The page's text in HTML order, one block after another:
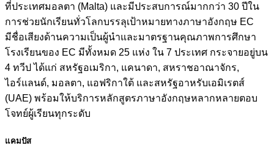
ที่ประเทศมอลตา (Malta) และมีประสบการณ์มากกว่า 30 ปีใน
การช่วยนักเรียนทั่วโลกบรรลุเป้าหมายทางภาษาอังกฤษ EC
มีชื่อเสียงด้านความเป็นผู้นำและมาตรฐานคุณภาพการศึกษา
โรงเรียนของ EC มีทั้งหมด 25 แห่ง ใน 7 ประเทศ กระจายอยู่บน
4 ทวีป ได้แก่ สหรัฐอเมริกา, แคนาดา, สหราชอาณาจักร,
ไอร์แลนด์, มอลตา, แอฟริกาใต้ และสหรัฐอาหรับเอมิเรตส์
(UAE) พร้อมให้บริการหลักสูตรภาษาอังกฤษหลากหลายตอบ
โจทย์ผู้เรียนทุกระดับ
แคมปัส